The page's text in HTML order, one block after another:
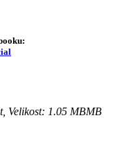
Velikost: 1.05 MBMB